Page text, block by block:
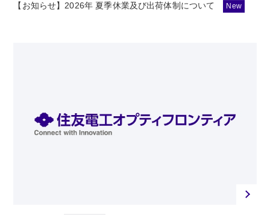
【お知らせ】2026年 夏季休業及び出荷体制について New